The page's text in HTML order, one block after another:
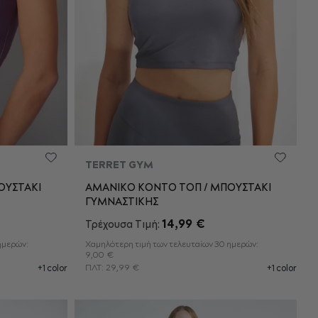
+1 color
S
ΠΡΟΣΘΉΚΗ ΣΤΟ ΚΑΛΆΘΙ
TERRET GYM
ΑΜΑΝΙΚΟ ΚΟΝΤΟ ΤΟΠ / ΜΠΟΥΣΤΑΚΙ
ΓΥΜΝΑΣΤΙΚΗΣ
Τρέχουσα Τιμή: 14,99 €
Χαμηλότερη τιμή των τελευταίων 30 ημερών:
9,00 €
ΠΛΤ: 29,99 € +1 color